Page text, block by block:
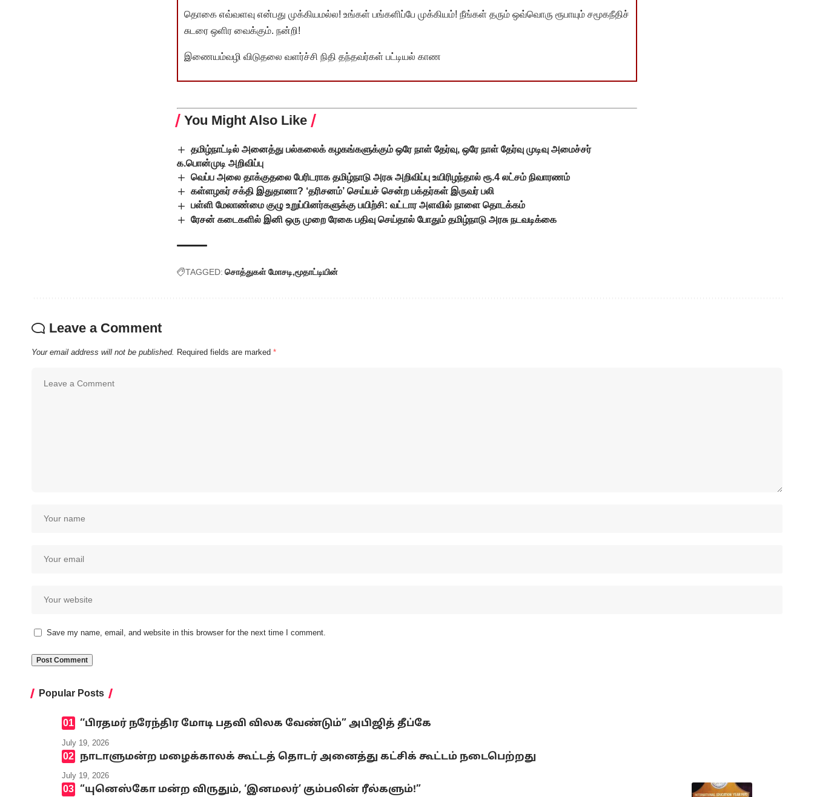
தொகை எவ்வளவு என்பது முக்கியமல்ல! உங்கள் பங்களிப்பே முக்கியம்! நீங்கள் தரும் ஒவ்வொரு ரூபாயும் சமூகநீதிச்
சுடரை ஒளிர வைக்கும். நன்றி!
இணையம்வழி விடுதலை வளர்ச்சி நிதி தந்தவர்கள் பட்டியல் காண
You Might Also Like
தமிழ்நாட்டில் அனைத்து பல்கலைக் கழகங்களுக்கும் ஒரே நாள் தேர்வு, ஒரே நாள் தேர்வு முடிவு அமைச்சர்
க.பொன்முடி அறிவிப்பு
வெப்ப அலை தாக்குதலை பேரிடராக தமிழ்நாடு அரசு அறிவிப்பு உயிரிழந்தால் ரூ.4 லட்சம் நிவாரணம்
கள்ளழகர் சக்தி இதுதானா? ‘தரிசனம்’ செய்யச் சென்ற பக்தர்கள் இருவர் பலி
பள்ளி மேலாண்மை குழு உறுப்பினர்களுக்கு பயிற்சி: வட்டார அளவில் நாளை தொடக்கம்
ரேசன் கடைகளில் இனி ஒரு முறை ரேகை பதிவு செய்தால் போதும் தமிழ்நாடு அரசு நடவடிக்கை
TAGGED: சொத்துகள் மோசடி மூதாட்டியின்
Leave a Comment
Your email address will not be published. Required fields are marked *
Save my name, email, and website in this browser for the next time I comment.
Popular Posts
‘‘பிரதமர் நரேந்திர மோடி பதவி விலக வேண்டும்” அபிஜித் தீப்கே
July 19, 2026
நாடாளுமன்ற மழைக்காலக் கூட்டத் தொடர் அனைத்து கட்சிக் கூட்டம் நடைபெற்றது
July 19, 2026
“யுனெஸ்கோ மன்ற விருதும், ‘இனமலர்’ கும்பலின் ரீல்களும்!”